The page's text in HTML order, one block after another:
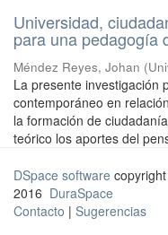
Universidad,
para una pedagogía
Méndez Reyes, Johan (
La presente investigación
contemporáneo en
la formación de
teórico los aportes del
DSpace software
2016 DuraSpace
Contacto | Sugerencias